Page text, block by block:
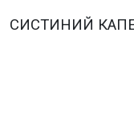
СИСТИНИЙ